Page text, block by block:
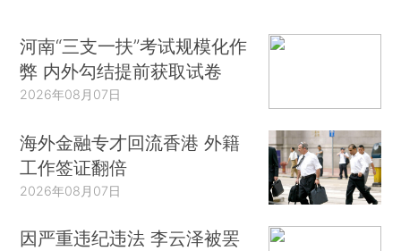
河南“三支一扶”考试规模化作
弊 内外勾结提前获取试卷
2026年08月07日
海外金融专才回流香港 外籍
工作签证翻倍
2026年08月07日
因严重违纪违法 李云泽被罢